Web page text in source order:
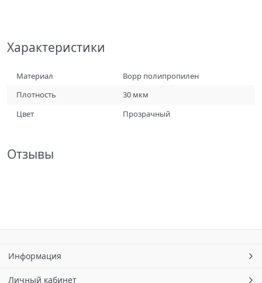
Характеристики
Материал
Bopp полипропилен
Плотность
30 мкм
Цвет
Прозрачный
Отзывы
Информация
Личный кабинет